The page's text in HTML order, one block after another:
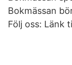
Bokmässan
Följ oss: Länk